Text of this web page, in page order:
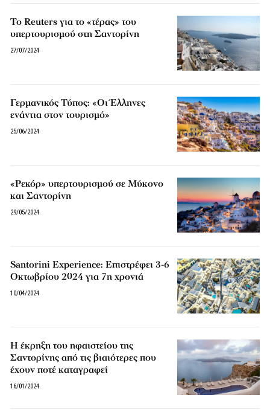
Το Reuters για το «τέρας» του
υπερτουρισμού στη Σαντορίνη
27/07/2024
Γερμανικός Τύπος: «Οι Έλληνες
ενάντια στον τουρισμό»
25/06/2024
«Ρεκόρ» υπερτουρισμού σε Μύκονο
και Σαντορίνη
29/05/2024
Santorini Experience: Επιστρέφει 3-6
Οκτωβρίου 2024 για 7η χρονιά
10/04/2024
Η έκρηξη του ηφαιστείου της
Σαντορίνης από τις βιαιότερες που
έχουν ποτέ καταγραφεί
16/01/2024